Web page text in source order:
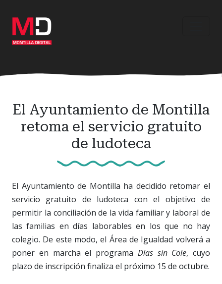
contenido
principal
El Ayuntamiento de Montilla
retoma el servicio gratuito
de ludoteca
El Ayuntamiento de Montilla ha decidido retomar el
servicio gratuito de ludoteca con el objetivo de
permitir la conciliación de la vida familiar y laboral de
las familias en días laborables en los que no hay
colegio. De este modo, el Área de Igualdad volverá a
poner en marcha el programa Días sin Cole, cuyo
plazo de inscripción finaliza el próximo 15 de octubre.